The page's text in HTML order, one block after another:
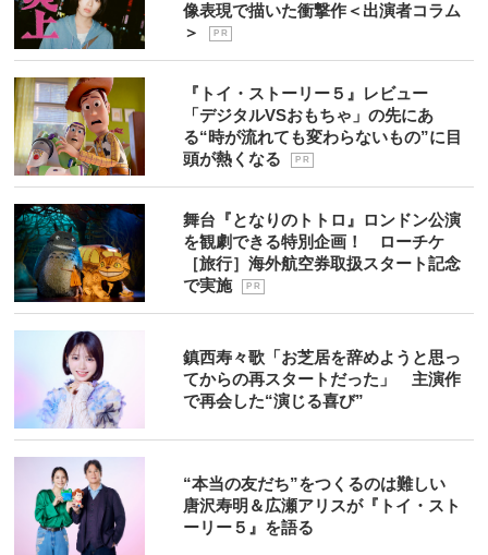
像表現で描いた衝撃作＜出演者コラム
＞
P R
『トイ・ストーリー５』レビュー
「デジタルVSおもちゃ」の先にあ
る“時が流れても変わらないもの”に目
頭が熱くなる
P R
舞台『となりのトトロ』ロンドン公演
を観劇できる特別企画！ ローチケ
［旅行］海外航空券取扱スタート記念
で実施
P R
鎮西寿々歌「お芝居を辞めようと思っ
てからの再スタートだった」 主演作
で再会した“演じる喜び”
“本当の友だち”をつくるのは難しい
唐沢寿明＆広瀬アリスが『トイ・スト
ーリー５』を語る